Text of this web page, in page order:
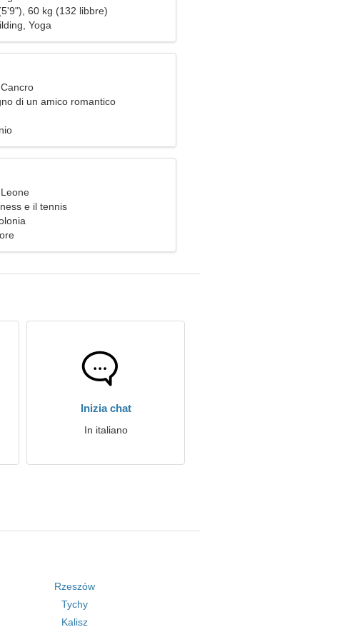
60 kg (132 libbre)
Yoga
di un amico romantico
e il tennis
Inizia chat
In italiano
Rzeszów
Tychy
Kalisz